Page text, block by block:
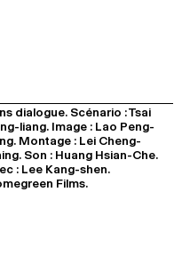
dialogue. Scénario : Tsai
liang. Image : Lao Peng-
Montage : Lei Cheng-
Son : Huang Hsian-Che.
: Lee Kang-shen.
Films.